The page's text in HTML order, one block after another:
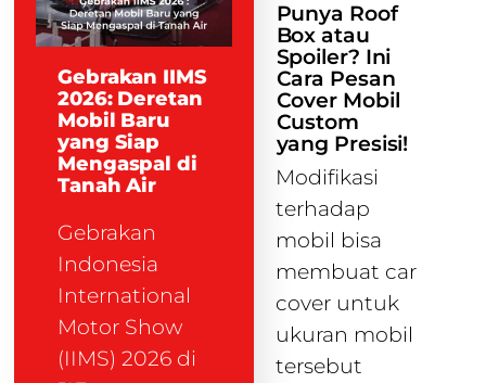
Gebrakan IIMS
2026: Deretan
Mobil Baru
yang Siap
Mengaspal di
Tanah Air
Gebrakan
Indonesia
International
Motor Show
(IIMS) 2026 di
Punya Roof
Box atau
Spoiler? Ini
Cara Pesan
Cover Mobil
Custom
yang Presisi!
Modifikasi
terhadap
mobil bisa
membuat car
cover untuk
ukuran mobil
tersebut